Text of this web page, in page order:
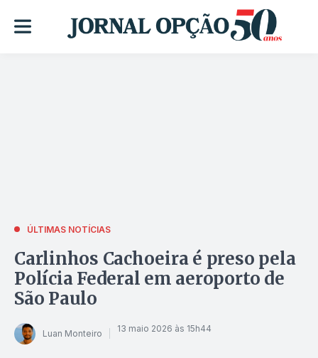
ÚLTIMAS NOTÍCIAS
Carlinhos Cachoeira é preso pela
Polícia Federal em aeroporto de
São Paulo
Luan Monteiro 13 maio 2026 às 15h44